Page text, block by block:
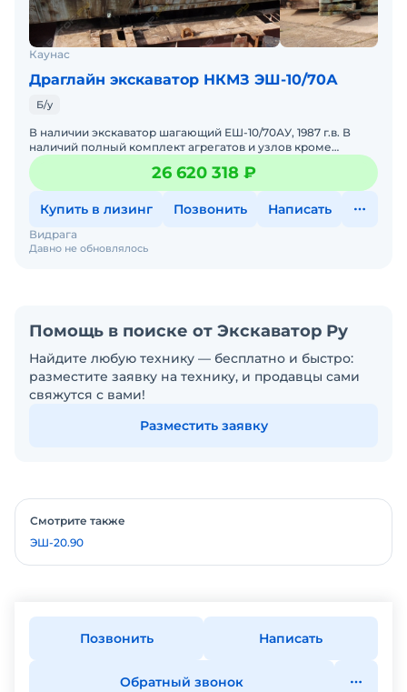
Каунас
Драглайн экскаватор НКМЗ ЭШ-10/70А
Б/у
В наличии экскаватор шагающий ЕШ-10/70АУ, 1987 г.в. В
наличий полный комплект агрегатов и узлов кроме
електрогрупы. Все агрегаты хорошего тех. состояния, в
2019
26 620 318 ₽
Купить в лизинг Позвонить Написать
Давно не обновлялось
Видрага
Помощь в поиске от Экскаватор Ру
Найдите любую технику — бесплатно и быстро:
разместите заявку на технику, и продавцы сами
свяжутся с вами!
Разместить заявку
Смотрите также
ЭШ-20.90
Позвонить Написать
Обратный звонок